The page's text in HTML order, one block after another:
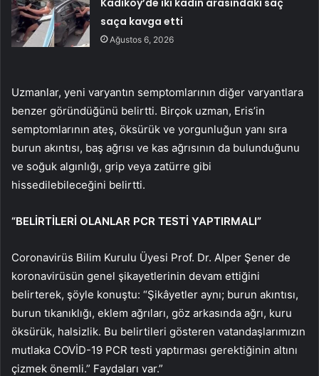
saça kavga etti
Ağustos 6, 2026
Uzmanlar, yeni varyantın semptomlarının diğer varyantlara
benzer göründüğünü belirtti. Birçok uzman, Eris’in
semptomlarının ateş, öksürük ve yorgunluğun yanı sıra
burun akıntısı, baş ağrısı ve kas ağrısının da bulunduğunu
ve soğuk algınlığı, grip veya zatürre gibi
hissedilebileceğini belirtti.
“BELİRTİLERİ OLANLAR PCR TESTİ YAPTIRMALI”
Coronavirüs Bilim Kurulu Üyesi Prof. Dr. Alper Şener de
koronavirüsün genel şikayetlerinin devam ettiğini
belirterek, şöyle konuştu: “Şikâyetler aynı; burun akıntısı,
burun tıkanıklığı, eklem ağrıları, göz arkasında ağrı, kuru
öksürük, halsizlik. Bu belirtileri gösteren vatandaşlarımızın
mutlaka COVİD-19 PCR testi yaptırması gerektiğinin altını
çizmek önemli.” Faydaları var.”